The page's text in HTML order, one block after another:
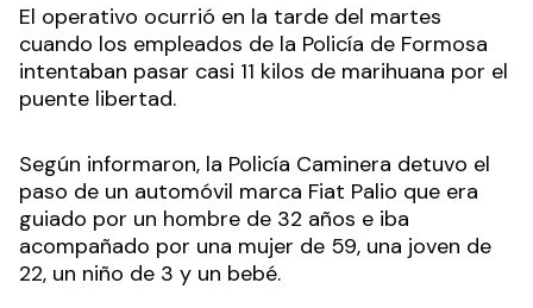
El operativo ocurrió en la tarde del martes
cuando los empleados de la Policía de Formosa
intentaban pasar casi 11 kilos de marihuana por el
puente libertad.
Según informaron, la Policía Caminera detuvo el
paso de un automóvil marca Fiat Palio que era
guiado por un hombre de 32 años e iba
acompañado por una mujer de 59, una joven de
22, un niño de 3 y un bebé.